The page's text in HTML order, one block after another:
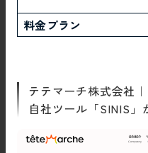
料金プラン
テテマーチ株式会社
自社ツール「SINIS」